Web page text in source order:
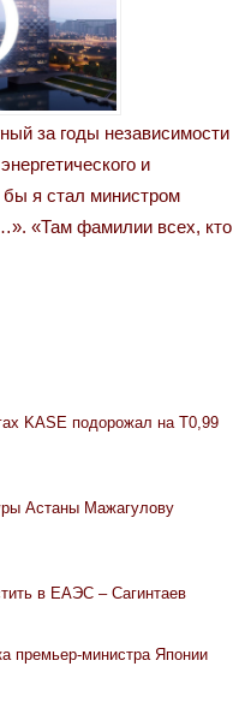
за годы независимости
и
бы я стал министром
«Там фамилии всех, кто
KASE подорожал на Т0,99
Астаны Мажагулову
в ЕАЭС – Сагинтаев
премьер-министра Японии